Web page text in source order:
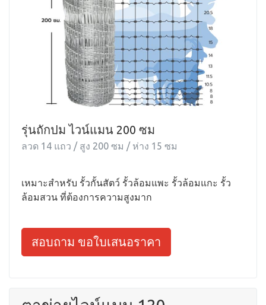
รุ่นถักปม ไวน์แมน 200 ซม
ลวด 14 แถว / สูง 200 ซม / ห่าง 15 ซม
เหมาะสำหรับ รั้วกั้นสัตว์ รั้วล้อมแพะ รั้วล้อมแกะ รั้ว
ล้อมสวน ที่ต้องการความสูงมาก
สอบถาม ขอใบเสนอราคา